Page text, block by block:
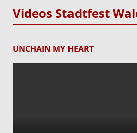
Videos Stadtfest
UNCHAIN MY HEART